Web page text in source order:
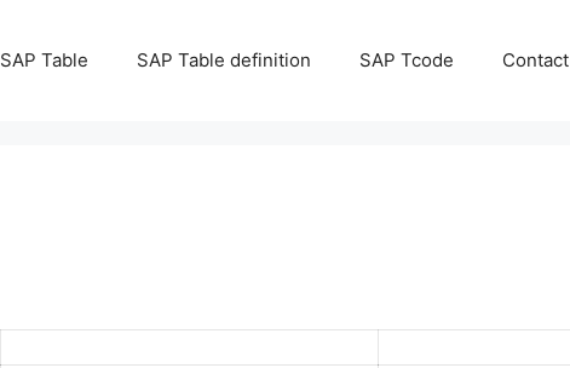
SAP Table SAP Table definition SAP Tcode Contact